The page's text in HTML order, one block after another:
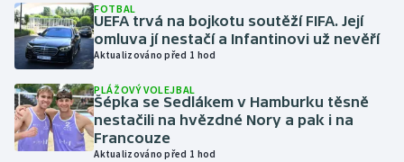
Futsal
Gymnastika
FOTBAL
UEFA trvá na bojkotu soutěží FIFA. Její
omluva jí nestačí a Infantinovi už nevěří
Aktualizováno před 1 hod
PLÁŽOVÝ VOLEJBAL
Šépka se Sedlákem v Hamburku těsně
nestačili na hvězdné Nory a pak i na
Francouze
Aktualizováno před 1 hod